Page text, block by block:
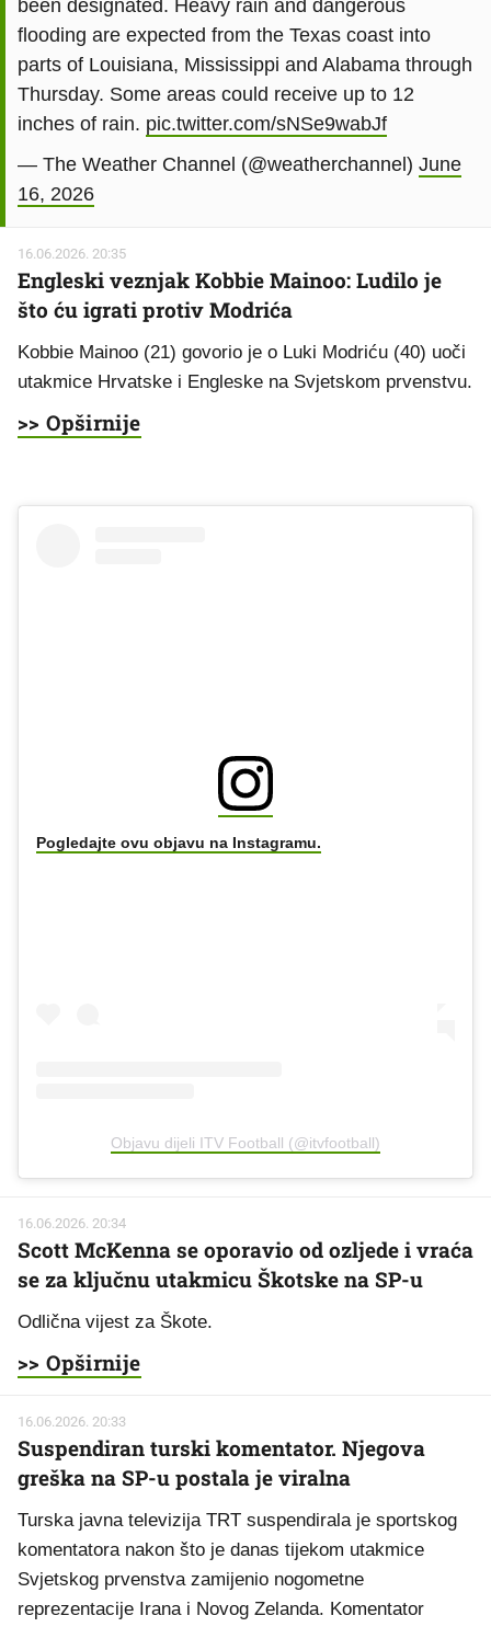
been designated. Heavy rain and dangerous
flooding are expected from the Texas coast into
parts of Louisiana, Mississippi and Alabama through
Thursday. Some areas could receive up to 12
inches of rain. pic.twitter.com/sNSe9wabJf
— The Weather Channel (@weatherchannel) June
16, 2026
16.06.2026. 20:35
Engleski veznjak Kobbie Mainoo: Ludilo je
što ću igrati protiv Modrića
Kobbie Mainoo (21) govorio je o Luki Modriću (40) uoči
utakmice Hrvatske i Engleske na Svjetskom prvenstvu.
>> Opširnije
Pogledajte ovu objavu na Instagramu.
Objavu dijeli ITV Football (@itvfootball)
16.06.2026. 20:34
Scott McKenna se oporavio od ozljede i vraća
se za ključnu utakmicu Škotske na SP-u
Odlična vijest za Škote.
>> Opširnije
16.06.2026. 20:33
Suspendiran turski komentator. Njegova
greška na SP-u postala je viralna
Turska javna televizija TRT suspendirala je sportskog
komentatora nakon što je danas tijekom utakmice
Svjetskog prvenstva zamijenio nogometne
reprezentacije Irana i Novog Zelanda. Komentator